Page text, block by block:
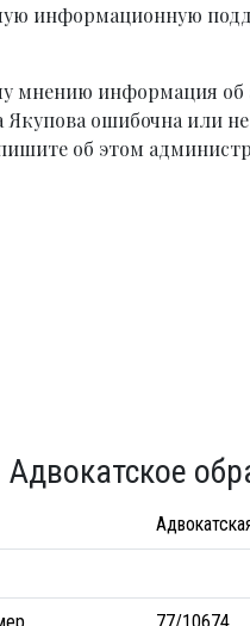
информационную
мнению информация об
ошибочна или не
об этом
Адвокатское